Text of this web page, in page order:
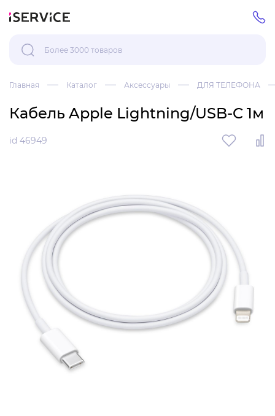
Главная Каталог Аксессуары ДЛЯ ТЕЛЕФОНА
Кабель Apple Lightning/USB-C 1м
id 46949